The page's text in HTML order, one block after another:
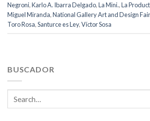
Negroni,Karlo A. Ibarra Delgado,La Mini.,La
Miguel Miranda,National Gallery Art and Design Fair
Toro Rosa,Santurce es Ley,Víctor Sosa
BUSCADOR